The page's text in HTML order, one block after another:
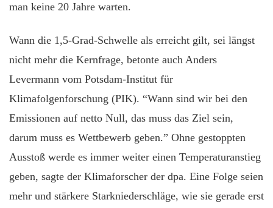
man keine 20 Jahre warten.
Wann die 1,5-Grad-Schwelle als erreicht gilt, sei längst
nicht mehr die Kernfrage, betonte auch Anders
Levermann vom Potsdam-Institut für
Klimafolgenforschung (PIK). “Wann sind wir bei den
Emissionen auf netto Null, das muss das Ziel sein,
darum muss es Wettbewerb geben.” Ohne gestoppten
Ausstoß werde es immer weiter einen Temperaturanstieg
geben, sagte der Klimaforscher der dpa. Eine Folge seien
mehr und stärkere Starkniederschläge, wie sie gerade erst